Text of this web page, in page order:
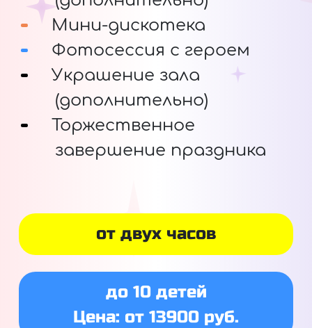
Мини-дискотека
Фотосессия с героем
Украшение зала
(дополнительно)
Торжественное
завершение праздника
от двух часов
до 10 детей
Цена: от 13900 руб.